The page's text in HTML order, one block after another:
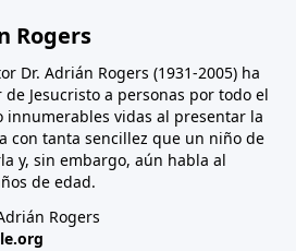
Rogers
Dr. Adrián Rogers (1931-2005) ha
Jesucristo a personas por todo el
innumerables vidas al presentar la
con tanta sencillez que un niño de
y, sin embargo, aún habla al
de edad.
Rogers